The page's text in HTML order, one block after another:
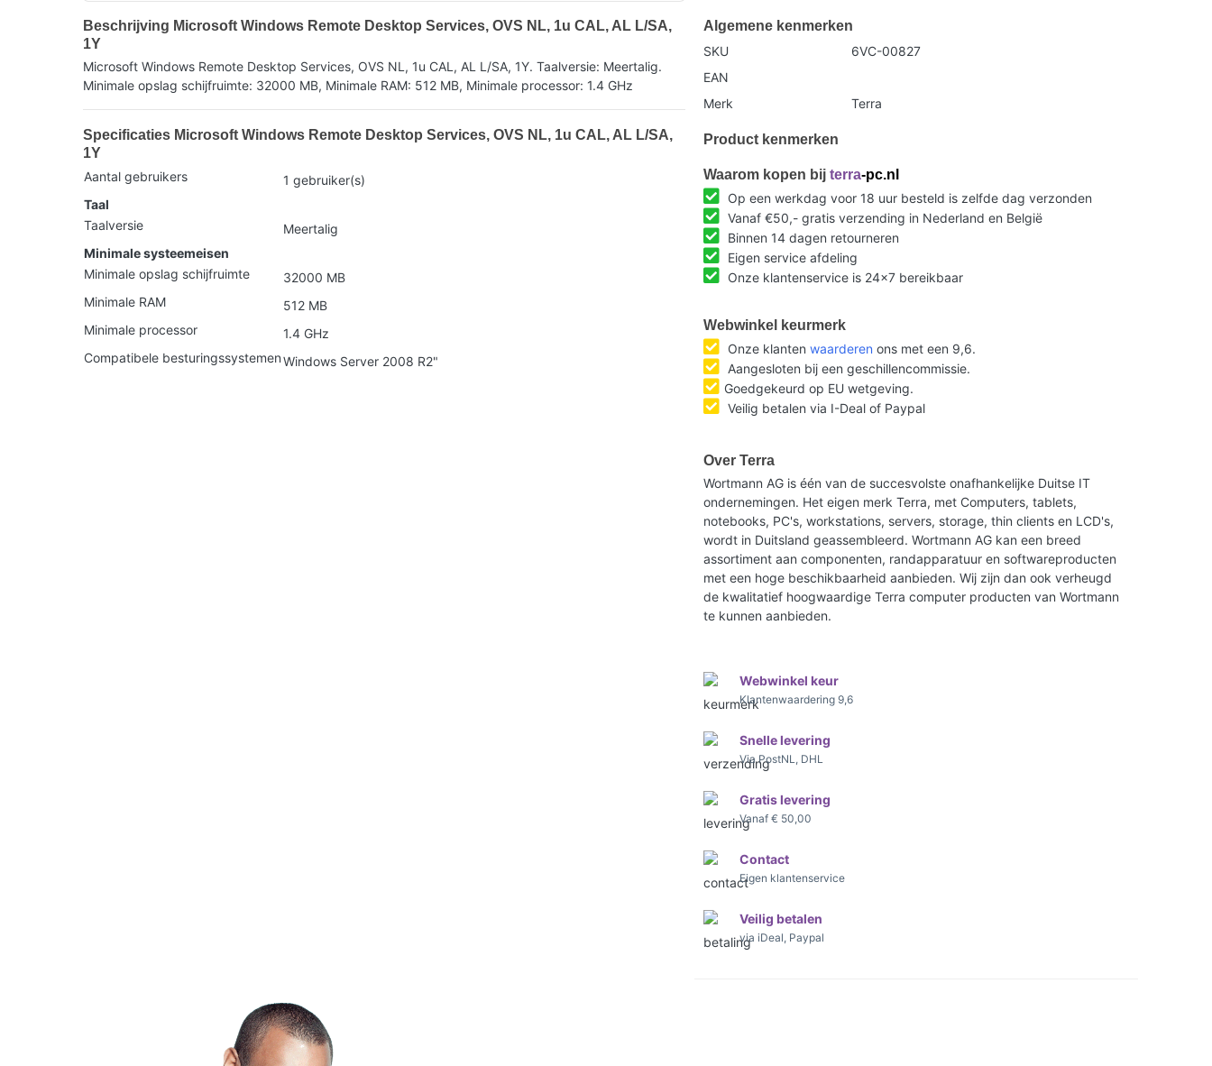
Beschrijving Microsoft Windows Remote Desktop Services, OVS NL, 1u CAL, AL L/SA,
1Y
Microsoft Windows Remote Desktop Services, OVS NL, 1u CAL, AL L/SA, 1Y. Taalversie: Meertalig.
Minimale opslag schijfruimte: 32000 MB, Minimale RAM: 512 MB, Minimale processor: 1.4 GHz
Specificaties Microsoft Windows Remote Desktop Services, OVS NL, 1u CAL, AL L/SA,
1Y
Aantal gebruikers
1 gebruiker(s)
Taal
Taalversie
Meertalig
Minimale systeemeisen
Minimale opslag schijfruimte
32000 MB
Minimale RAM
512 MB
Minimale processor
1.4 GHz
Compatibele besturingssystemenWindows Server 2008 R2"
Algemene kenmerken
SKU
6VC-00827
EAN
Merk
Terra
Product kenmerken
Waarom kopen bijterra-pc.nl
Op een werkdag voor 18 uur besteld is zelfde dag verzonden
Vanaf €50,- gratis verzending in Nederland en België
Binnen 14 dagen retourneren
Eigen service afdeling
Onze klantenservice is 24x7 bereikbaar
Webwinkel keurmerk
Onze klantenwaarderen ons met een 9,6.
Aangesloten bij een geschillencommissie.
Goedgekeurd op EU wetgeving.
Veilig betalen via I-Deal of Paypal
Over Terra
Wortmann AG is één van de succesvolste onafhankelijke Duitse IT
ondernemingen. Het eigen merk Terra, met Computers, tablets,
notebooks, PC's, workstations, servers, storage, thin clients en LCD's,
wordt in Duitsland geassembleerd. Wortmann AG kan een breed
assortiment aan componenten, randapparatuur en softwareproducten
met een hoge beschikbaarheid aanbieden. Wij zijn dan ook verheugd
de kwalitatief hoogwaardige Terra computer producten van Wortmann
te kunnen aanbieden.
Webwinkel keur
Klantenwaardering 9,6
Snelle levering
Via PostNL, DHL
Gratis levering
Vanaf € 50,00
Contact
Eigen klantenservice
Veilig betalen
via iDeal, Paypal